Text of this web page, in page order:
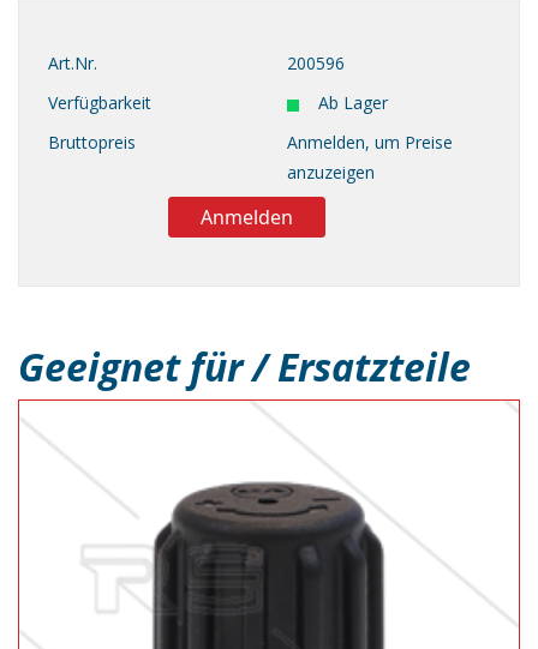
Art.Nr.
200596
Verfügbarkeit
Ab Lager
Bruttopreis
Anmelden, um Preise
anzuzeigen
Anmelden
Geeignet für / Ersatzteile